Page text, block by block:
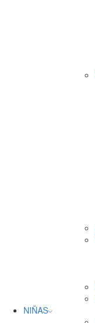
NIÑAS